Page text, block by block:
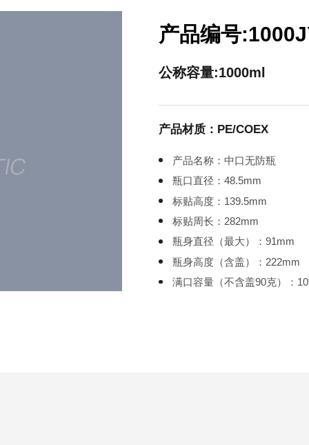
产品编号
公称容量:1000ml
产品材质：PE/COEX
产品名称：中口无防瓶
瓶口直径：48.5mm
标贴高度：139.5mm
标贴周长：282mm
瓶身直径（最大）：91mm
瓶身高度（含盖）：222mm
满口容量（不含盖90克）：